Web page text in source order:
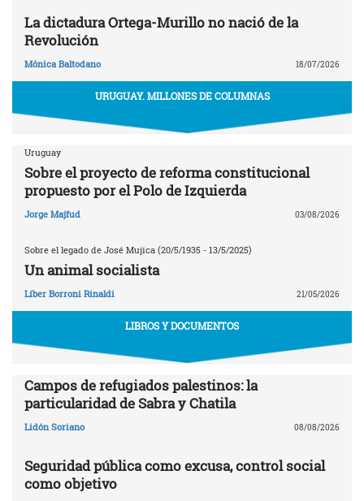
La dictadura Ortega-Murillo no nació de la
Revolución
Mónica Baltodano 18/07/2026
URUGUAY. MILLONES DE COLUMNAS
Uruguay
Sobre el proyecto de reforma constitucional
propuesto por el Polo de Izquierda
Jorge Majfud 03/08/2026
Sobre el legado de José Mujica (20/5/1935 - 13/5/2025)
Un animal socialista
Líber Borroni Rinaldi 21/05/2026
LIBROS Y DOCUMENTOS
Campos de refugiados palestinos: la
particularidad de Sabra y Chatila
Lidón Soriano 08/08/2026
Seguridad pública como excusa, control social
como objetivo